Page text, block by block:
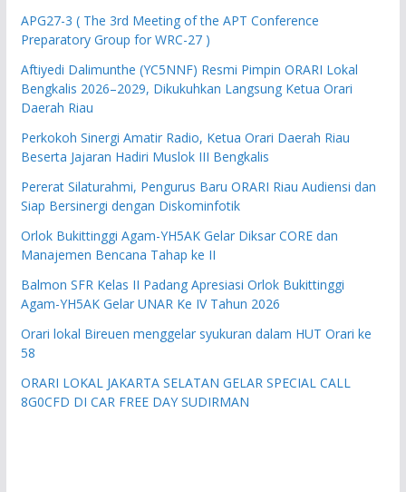
APG27-3 ( The 3rd Meeting of the APT Conference
Preparatory Group for WRC-27 )
Aftiyedi Dalimunthe (YC5NNF) Resmi Pimpin ORARI Lokal
Bengkalis 2026–2029, Dikukuhkan Langsung Ketua Orari
Daerah Riau
Perkokoh Sinergi Amatir Radio, Ketua Orari Daerah Riau
Beserta Jajaran Hadiri Muslok III Bengkalis
Pererat Silaturahmi, Pengurus Baru ORARI Riau Audiensi dan
Siap Bersinergi dengan Diskominfotik
Orlok Bukittinggi Agam-YH5AK Gelar Diksar CORE dan
Manajemen Bencana Tahap ke II
Balmon SFR Kelas II Padang Apresiasi Orlok Bukittinggi
Agam-YH5AK Gelar UNAR Ke IV Tahun 2026
Orari lokal Bireuen menggelar syukuran dalam HUT Orari ke
58
ORARI LOKAL JAKARTA SELATAN GELAR SPECIAL CALL
8G0CFD DI CAR FREE DAY SUDIRMAN